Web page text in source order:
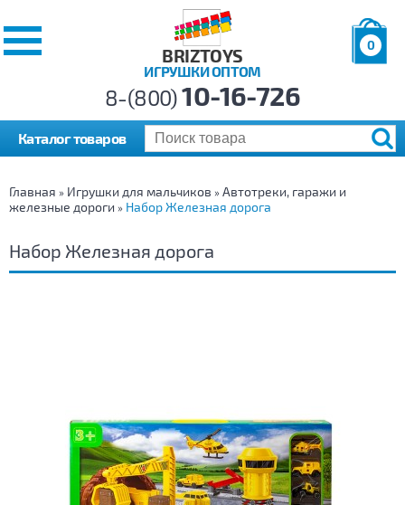
BRIZTOYS
ИГРУШКИ ОПТОМ
0
р.
8-(800)10-16-726
Каталог товаров
Главная » Игрушки для мальчиков » Автотреки, гаражи и
железные дороги » Набор Железная дорога
Набор Железная дорога